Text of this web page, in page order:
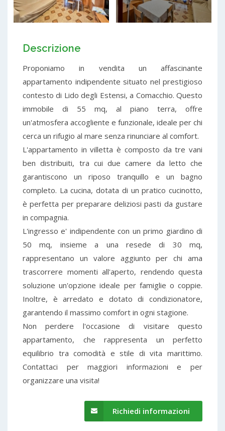
Descrizione
Proponiamo in vendita un affascinante
appartamento indipendente situato nel prestigioso
contesto di Lido degli Estensi, a Comacchio. Questo
immobile di 55 mq, al piano terra, offre
un'atmosfera accogliente e funzionale, ideale per chi
cerca un rifugio al mare senza rinunciare al comfort.
L'appartamento in villetta è composto da tre vani
ben distribuiti, tra cui due camere da letto che
garantiscono un riposo tranquillo e un bagno
completo. La cucina, dotata di un pratico cucinotto,
è perfetta per preparare deliziosi pasti da gustare
in compagnia.
L'ingresso e' indipendente con un primo giardino di
50 mq, insieme a una resede di 30 mq,
rappresentano un valore aggiunto per chi ama
trascorrere momenti all'aperto, rendendo questa
soluzione un'opzione ideale per famiglie o coppie.
Inoltre, è arredato e dotato di condizionatore,
garantendo il massimo comfort in ogni stagione.
Non perdere l'occasione di visitare questo
appartamento, che rappresenta un perfetto
equilibrio tra comodità e stile di vita marittimo.
Contattaci per maggiori informazioni e per
organizzare una visita!
Richiedi informazioni